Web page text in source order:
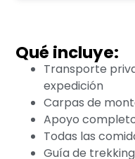
Qué incluye:
Transporte
expedición
Carpas de
Apoyo
Todas las
Guía de